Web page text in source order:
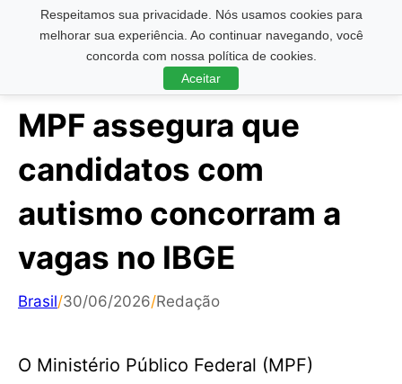
Respeitamos sua privacidade. Nós usamos cookies para
melhorar sua experiência. Ao continuar navegando, você
concorda com nossa política de cookies.
Aceitar
Pesquisar ...
MPF assegura que
candidatos com
autismo concorram a
vagas no IBGE
Brasil/30/06/2026/Redação
O Ministério Público Federal (MPF)